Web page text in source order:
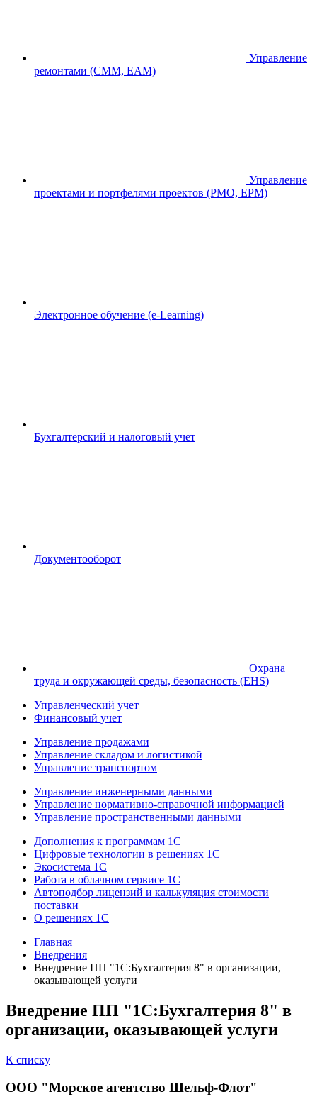
Управление
ремонтами (CMM, EAM)
Управление
проектами и портфелями проектов (PMO, EPM)
Электронное обучение (e-Learning)
Бухгалтерский и налоговый учет
Документооборот
Охрана
труда и окружающей среды, безопасность (EHS)
Управленческий учет
Финансовый учет
Управление продажами
Управление складом и логистикой
Управление транспортом
Управление инженерными данными
Управление нормативно-справочной информацией
Управление пространственными данными
Дополнения к программам 1С
Цифровые технологии в решениях 1С
Экосистема 1С
Работа в облачном сервисе 1С
Автоподбор лицензий и калькуляция стоимости
поставки
О решениях 1С
Главная
Внедрения
Внедрение ПП "1С:Бухгалтерия 8" в организации,
оказывающей услуги
Внедрение ПП "1С:Бухгалтерия 8" в
организации, оказывающей услуги
К списку
ООО "Морское агентство Шельф-Флот"